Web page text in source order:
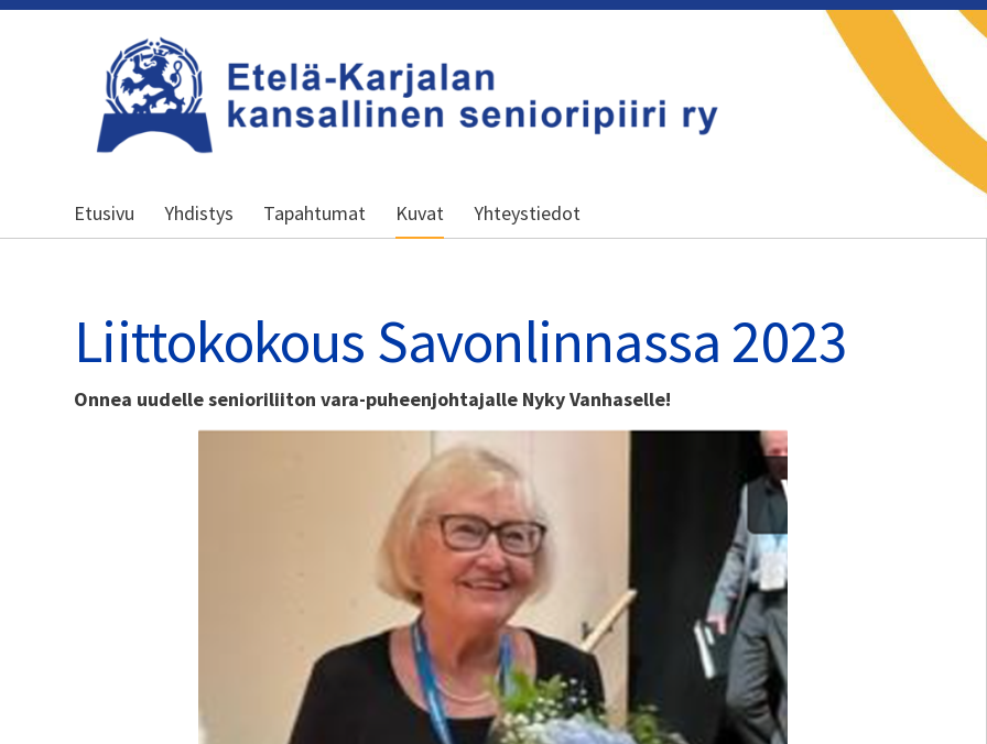
Etelä-Karjalan Kansallinen Senioripiiri ry
Etusivu Yhdistys Tapahtumat Kuvat Yhteystiedot
Liittokokous Savonlinnassa 2023
Onnea uudelle senioriliiton vara-puheenjohtajalle Nyky Vanhaselle!